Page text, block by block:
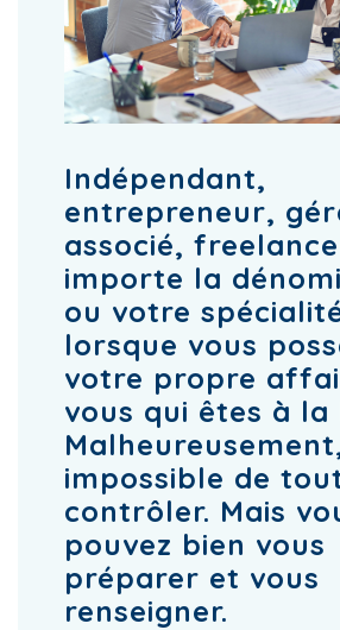
Indépendant,
entrepreneur,
associé,
importe la
ou votre
lorsque vous
votre propre
vous qui êtes à la
impossible de
contrôler. Mais
pouvez bien vous
préparer et vous
renseigner.